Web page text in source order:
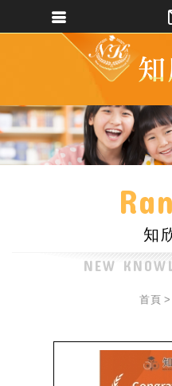
知
首頁
會員
忘
訂
個人
會
填寫